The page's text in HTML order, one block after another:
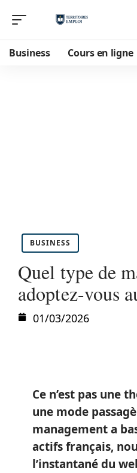
Business Cours en ligne
BUSINESS
Quel type de
adoptez-vous
01/03/2026
Ce n’est pas une
une mode
management a
actifs français,
l’instantané du